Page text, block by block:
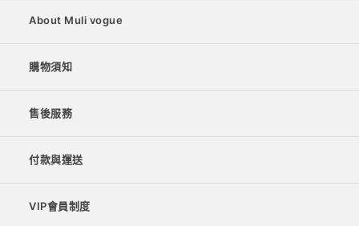
About Muli vogue
購物須知
售後服務
付款與運送
VIP會員制度